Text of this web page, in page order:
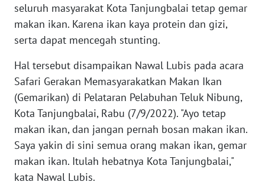
seluruh masyarakat Kota Tanjungbalai tetap gemar
makan ikan. Karena ikan kaya protein dan gizi,
serta dapat mencegah stunting.
Hal tersebut disampaikan Nawal Lubis pada acara
Safari Gerakan Memasyarakatkan Makan Ikan
(Gemarikan) di Pelataran Pelabuhan Teluk Nibung,
Kota Tanjungbalai, Rabu (7/9/2022). "Ayo tetap
makan ikan, dan jangan pernah bosan makan ikan.
Saya yakin di sini semua orang makan ikan, gemar
makan ikan. Itulah hebatnya Kota Tanjungbalai,"
kata Nawal Lubis.
WN
SUMUT
WN
JAKARTA
WN
JABAR
WN
BANTEN